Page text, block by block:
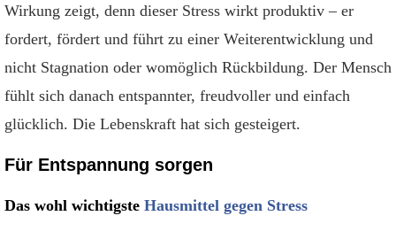
Wirkung zeigt, denn dieser Stress wirkt produktiv – er
fordert, fördert und führt zu einer Weiterentwicklung und
nicht Stagnation oder womöglich Rückbildung. Der Mensch
fühlt sich danach entspannter, freudvoller und einfach
glücklich. Die Lebenskraft hat sich gesteigert.
Für Entspannung sorgen
Das wohl wichtigste Hausmittel gegen Stress